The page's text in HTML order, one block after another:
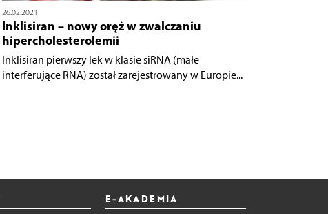
26.02.2021
Inklisiran – nowy oręż w zwalczaniu
hipercholesterolemii
Inklisiran pierwszy lek w klasie siRNA (małe
interferujące RNA) został zarejestrowany w Europie...
E-AKADEMIA